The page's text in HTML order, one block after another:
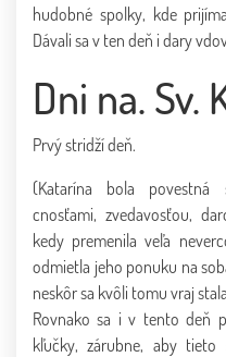
hudobné spolky, kde
Dávali sa v ten deň i dary
Dni na. Sv.
Prvý stridží deň.
(Katarína bola povestná
cnosťami, zvedavosťou,
kedy premenila veľa
odmietla jeho ponuku na
neskôr sa kvôli tomu vraj
Rovnako sa i v tento deň
kľučky, zárubne, aby